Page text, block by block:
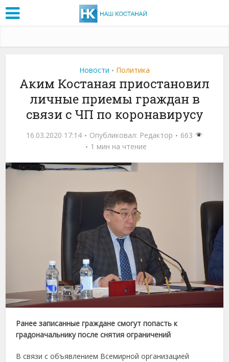
Новости • Политика
Аким Костаная приостановил
личные приемы граждан в
связи с ЧП по коронавирусу
16.03.2020 17:14 Опубликовал: Редактор
663
1 мин на чтение
Ранее записанные граждане смогут попасть к
градоначальнику после снятия ограничений
В связи с объявлением Всемирной организацией